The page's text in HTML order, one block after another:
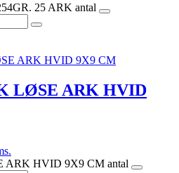
25 ARK antal
LØSE ARK HVID
HVID 9X9 CM antal